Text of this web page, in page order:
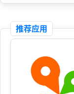
推荐应用